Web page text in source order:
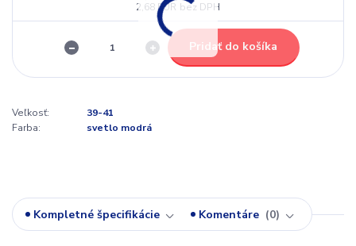
2,68 EUR bez DPH
Pridať do košíka
Veľkosť:
39-41
Farba:
svetlo modrá
Kompletné špecifikácie Komentáre 0